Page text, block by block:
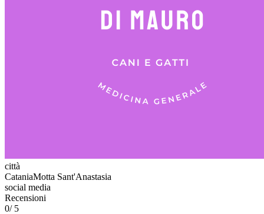
città
CataniaMotta Sant'Anastasia
social media
Recensioni
0/ 5